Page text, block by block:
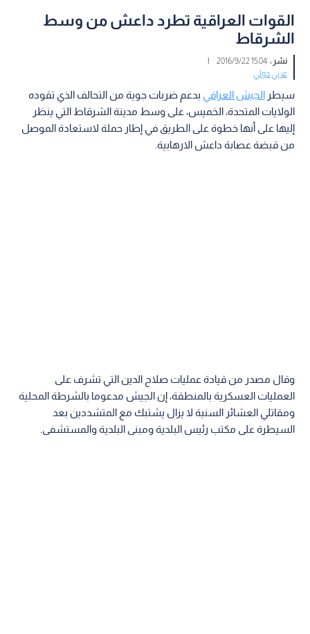
القوات العراقية تطرد داعش من وسط
الشرقاط
نشر :15:04 2016/9/22
|
عربي دولي
سيطرالجيش العراقي بدعم ضربات جوية من التحالف الذي تقوده
الولايات المتحدة، الخميس، على وسط مدينة الشرقاط التي ينظر
إليها على أنها خطوة على الطريق في إطار حملة لاستعادة الموصل
من قبضة عصابة داعش الارهابية.
وقال مصدر من قيادة عمليات صلاح الدين التي تشرف على
العمليات العسكرية بالمنطقة، إن الجيش مدعوما بالشرطة المحلية
ومقاتلي العشائر السنية لا يزال يشتبك مع المتشددين بعد
السيطرة على مكتب رئيس البلدية ومبنى البلدية والمستشفى.